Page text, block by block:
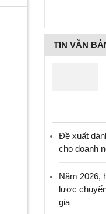
TIN VĂN
Đề xuất
cho doanh
Năm 2026,
lược
gia